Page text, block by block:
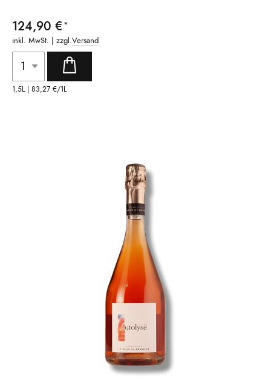
124,90 €
inkl. MwSt. | zzgl.Versand
1,5L | 83,27 €/1L